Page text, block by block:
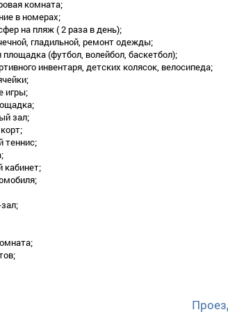
номер «Полулюкс»
номеров – 13.
основных мест – 2.
место – 1.
30 кв.м.
1-спальные кровати или одна 2-спальная
шкаф, кресло.
– телефон, холодильник, телевизор, кондиционер.
– ковровое покрытие, паркет.
кабина, набор туалетных принадлежностей,
– ежедневно;
1 раз в 3 дня;
– 1 раз в 3 дня.
номер «Люкс»
– 3.
основных мест – 2.
место – 1.
кв.м.
2-спальная кровать, прикроватные тумбочки,
комната;
в номерах;
на пляж ( 2 раза в день);
гладильной, ремонт одежды;
площадка (футбол, волейбол, баскетбол);
инвентаря, детских колясок, велосипеда;
игры;
зал;
теннис;